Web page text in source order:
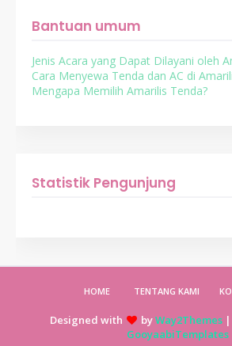
Bantuan umum
Jenis Acara yang Dapat Dilayani oleh
Cara Menyewa Tenda dan AC di
Mengapa Memilih Amarilis Tenda?
Statistik Pengunjung
HOME TENTANG KAMI
Designed with byWay2Themes
GooyaabiTemplates